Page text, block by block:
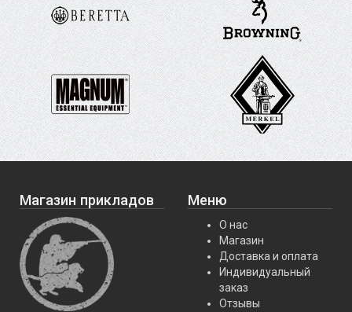
Магазин прикладов Меню
О нас
Магазин
Доставка и оплата
Индивидуальный
заказ
Отзывы